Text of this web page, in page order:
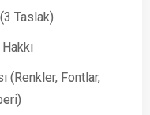
Taslak)
(Renkler, Fontlar,